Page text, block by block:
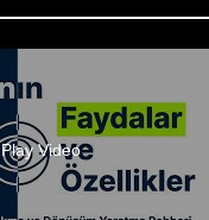
Play Video